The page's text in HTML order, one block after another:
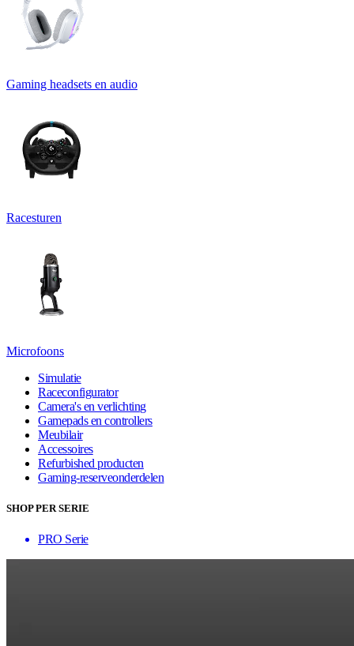
Gaming headsets en audio
Racesturen
Microfoons
Simulatie
Raceconfigurator
Camera's en verlichting
Gamepads en controllers
Meubilair
Accessoires
Refurbished producten
Gaming-reserveonderdelen
SHOP PER SERIE
PRO Serie